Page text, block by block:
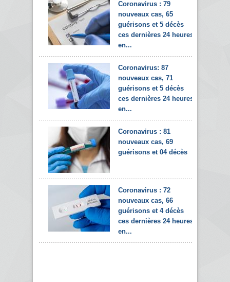
Coronavirus : 79
nouveaux cas, 65
guérisons et 5 décès
ces dernières 24 heures
en...
Coronavirus: 87
nouveaux cas, 71
guérisons et 5 décès
ces dernières 24 heures
en...
Coronavirus : 81
nouveaux cas, 69
guérisons et 04 décès
Coronavirus : 72
nouveaux cas, 66
guérisons et 4 décès
ces dernières 24 heures
en...